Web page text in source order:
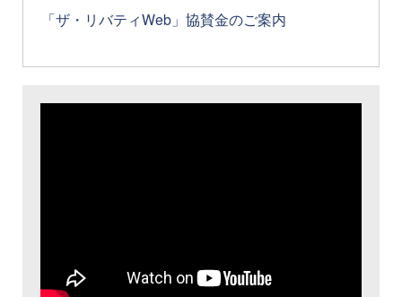
「ザ・リバティWeb」協賛金のご案内